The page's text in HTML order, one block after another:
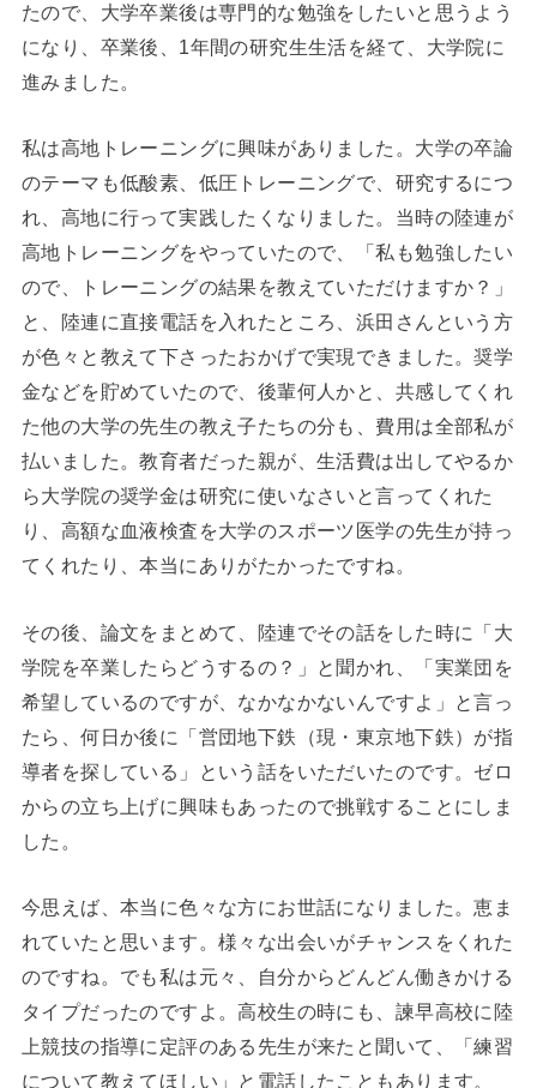
たので、大学卒業後は専門的な勉強をしたいと思うよう
になり、卒業後、1年間の研究生生活を経て、大学院に
進みました。
私は高地トレーニングに興味がありました。大学の卒論
のテーマも低酸素、低圧トレーニングで、研究するにつ
れ、高地に行って実践したくなりました。当時の陸連が
高地トレーニングをやっていたので、「私も勉強したい
ので、トレーニングの結果を教えていただけますか？」
と、陸連に直接電話を入れたところ、浜田さんという方
が色々と教えて下さったおかげで実現できました。奨学
金などを貯めていたので、後輩何人かと、共感してくれ
た他の大学の先生の教え子たちの分も、費用は全部私が
払いました。教育者だった親が、生活費は出してやるか
ら大学院の奨学金は研究に使いなさいと言ってくれた
り、高額な血液検査を大学のスポーツ医学の先生が持っ
てくれたり、本当にありがたかったですね。
その後、論文をまとめて、陸連でその話をした時に「大
学院を卒業したらどうするの？」と聞かれ、「実業団を
希望しているのですが、なかなかないんですよ」と言っ
たら、何日か後に「営団地下鉄（現・東京地下鉄）が指
導者を探している」という話をいただいたのです。ゼロ
からの立ち上げに興味もあったので挑戦することにしま
した。
今思えば、本当に色々な方にお世話になりました。恵ま
れていたと思います。様々な出会いがチャンスをくれた
のですね。でも私は元々、自分からどんどん働きかける
タイプだったのですよ。高校生の時にも、諫早高校に陸
上競技の指導に定評のある先生が来たと聞いて、「練習
について教えてほしい」と電話したこともあります。